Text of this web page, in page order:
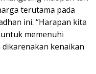
terutama pada
ini. “Harapan kita
memenuhi
kenaikan